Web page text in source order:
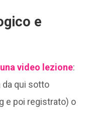
e
video lezione:
qui sotto
e poi registrato) o